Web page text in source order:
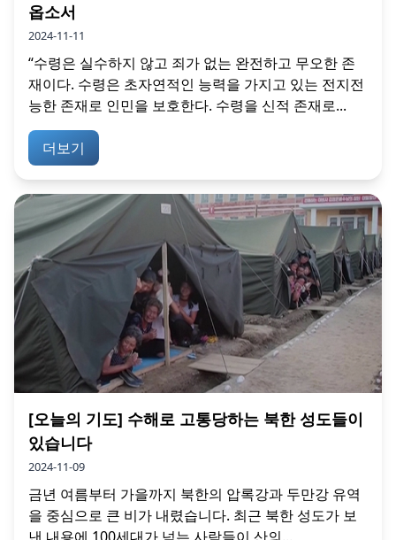
옵소서
2024-11-11
“수령은 실수하지 않고 죄가 없는 완전하고 무오한 존
재이다. 수령은 초자연적인 능력을 가지고 있는 전지전
능한 존재로 인민을 보호한다. 수령을 신적 존재로...
더보기
[오늘의 기도] 수해로 고통당하는 북한 성도들이
있습니다
2024-11-09
금년 여름부터 가을까지 북한의 압록강과 두만강 유역
을 중심으로 큰 비가 내렸습니다. 최근 북한 성도가 보